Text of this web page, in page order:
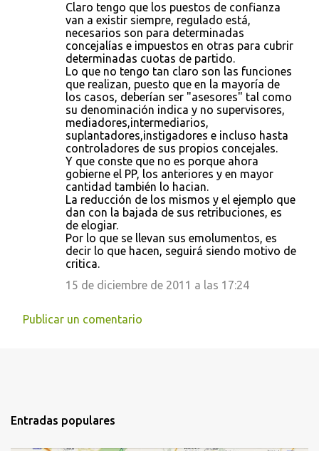
Claro tengo que los puestos de confianza
van a existir siempre, regulado está,
necesarios son para determinadas
concejalías e impuestos en otras para cubrir
determinadas cuotas de partido.
Lo que no tengo tan claro son las funciones
que realizan, puesto que en la mayoría de
los casos, deberían ser "asesores" tal como
su denominación indica y no supervisores,
mediadores,intermediarios,
suplantadores,instigadores e incluso hasta
controladores de sus propios concejales.
Y que conste que no es porque ahora
gobierne el PP, los anteriores y en mayor
cantidad también lo hacian.
La reducción de los mismos y el ejemplo que
dan con la bajada de sus retribuciones, es
de elogiar.
Por lo que se llevan sus emolumentos, es
decir lo que hacen, seguirá siendo motivo de
critica.
15 de diciembre de 2011 a las 17:24
Publicar un comentario
Entradas populares